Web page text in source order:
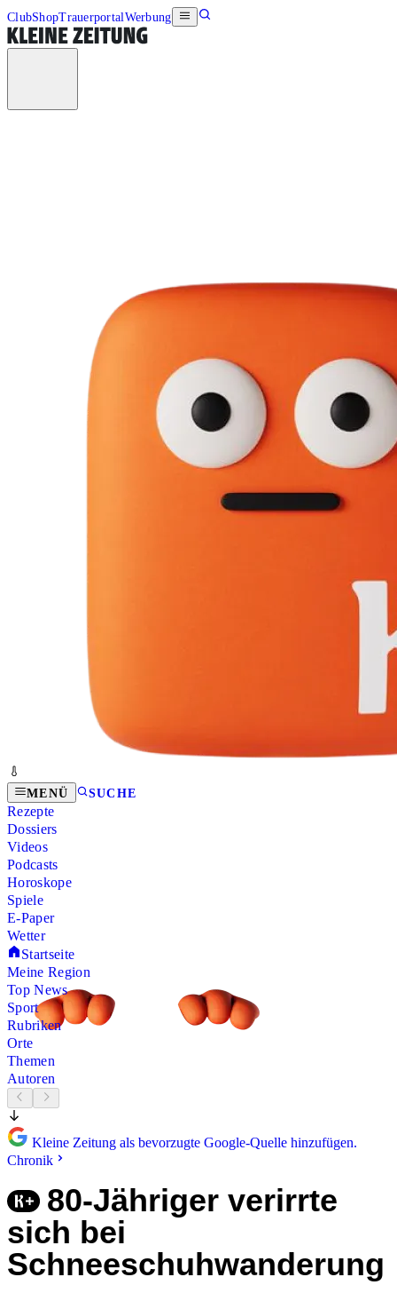
ClubShopTrauerportalWerbung
MENÜ SUCHE
Rezepte
Dossiers
Videos
Podcasts
Horoskope
Spiele
E-Paper
Wetter
Startseite
Meine Region
Top News
Sport
Rubriken
Orte
Themen
Autoren
Kleine Zeitung als bevorzugte Google-Quelle hinzufügen.
Chronik
80-Jähriger verirrte
sich bei
Schneeschuhwanderung